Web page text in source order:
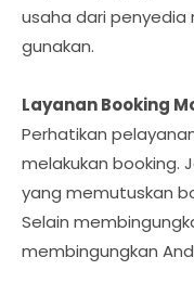
usaha dari penyedia
gunakan.
Layanan Booking
Perhatikan
melakukan booking.
yang memutuskan
Selain
membingungkan